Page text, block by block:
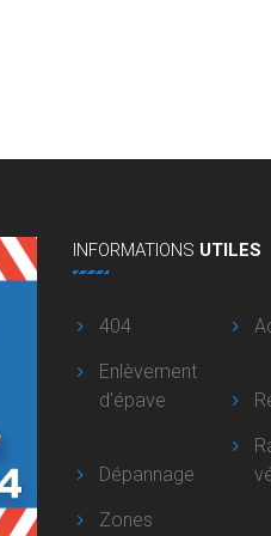
INFORMATIONS UTILES
404
Enlèvement
d’épave
Dépannage
Zones